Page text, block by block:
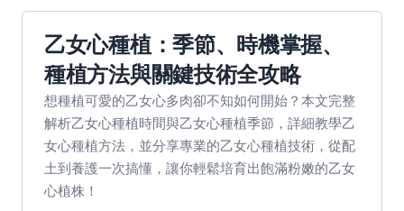
乙女心種植：季節、時機掌握、
種植方法與關鍵技術全攻略
想種植可愛的乙女心多肉卻不知如何開始？本文完整
解析乙女心種植時間與乙女心種植季節，詳細教學乙
女心種植方法，並分享專業的乙女心種植技術，從配
土到養護一次搞懂，讓你輕鬆培育出飽滿粉嫩的乙女
心植株！